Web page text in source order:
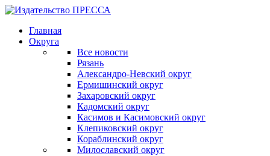
Главная
Округа
Все новости
Рязань
Александро-Невский округ
Ермишинский округ
Захаровский округ
Кадомский округ
Касимов и Касимовский округ
Клепиковский округ
Кораблинский округ
Милославский округ